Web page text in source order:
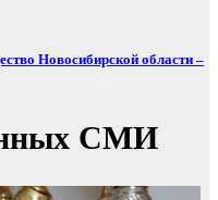
Новосибирской области –